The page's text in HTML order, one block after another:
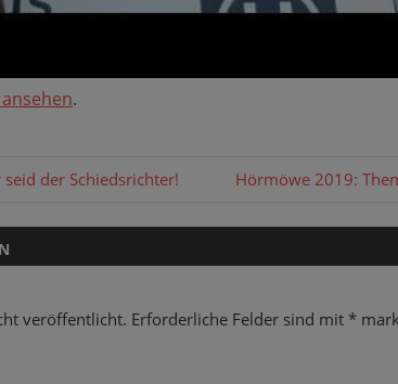
.
der Schiedsrichter!
Nächster
Hörmöwe 2019:
veröffentlicht. Erforderliche Felder sind mit *